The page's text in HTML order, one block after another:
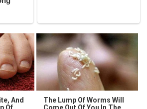
And
The Lump Of Worms Will